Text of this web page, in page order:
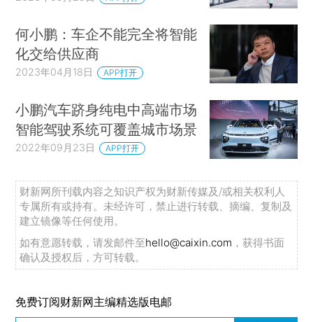
何小鹏：车企不能完全将智能
化交给供应商
2023年04月18日 APP打开
小鹏汽车跻身纯电中高端市场
智能驾驶系统可覆盖城市场景
2022年09月23日 APP打开
财新网所刊载内容之知识产权为财新传媒及/或相关权利人
专属所有或持有。未经许可，禁止进行转载、摘编、复制及
建立镜像等任何使用。
如有意愿转载，请发邮件至hello@caixin.com ，获得书面
确认及授权后，方可转载。
免费订阅财新网主编精选版电邮